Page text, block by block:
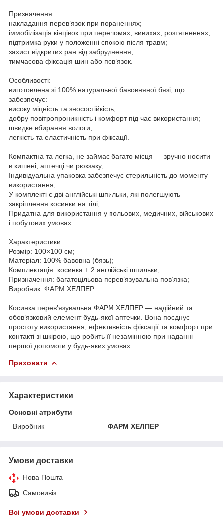
Призначення:
накладання перев’язок при пораненнях;
іммобілізація кінцівок при переломах, вивихах, розтягненнях;
підтримка руки у положенні спокою після травм;
захист відкритих ран від забруднення;
тимчасова фіксація шин або пов’язок.
Особливості:
виготовлена зі 100% натуральної бавовняної бязі, що
забезпечує:
високу міцність та зносостійкість;
добру повітропроникність і комфорт під час використання;
швидке вбирання вологи;
легкість та еластичність при фіксації.
Компактна та легка, не займає багато місця — зручно носити
в кишені, аптечці чи рюкзаку;
Індивідуальна упаковка забезпечує стерильність до моменту
використання;
У комплекті є дві англійські шпильки, які полегшують
закріплення косинки на тілі;
Придатна для використання у польових, медичних, військових
і побутових умовах.
Характеристики:
Розмір: 100×100 см;
Матеріал: 100% бавовна (бязь);
Комплектація: косинка + 2 англійські шпильки;
Призначення: багатоцільова перев’язувальна пов’язка;
Виробник: ФАРМ ХЕЛПЕР.
Косинка перев’язувальна ФАРМ ХЕЛПЕР — надійний та
обов’язковий елемент будь-якої аптечки. Вона поєднує
простоту використання, ефективність фіксації та комфорт при
контакті зі шкірою, що робить її незамінною при наданні
першої допомоги у будь-яких умовах.
Приховати
Характеристики
Основні атрибути
Виробник
ФАРМ ХЕЛПЕР
Умови доставки
Нова Пошта
Самовивіз
Всі умови доставки